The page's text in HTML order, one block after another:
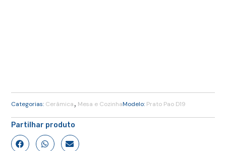
Categorias: Cerâmica, Mesa e CozinhaModelo: Prato Pao D19
Partilhar produto